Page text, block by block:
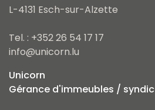
L-4131 Esch-sur-Alzette
Tel. : +352 26 54 17 17
info@unicorn.lu
Unicorn
Gérance d'immeubles / syndic